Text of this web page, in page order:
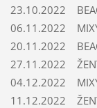
23.10.2022
06.11.2022
20.11.2022
27.11.2022
04.12.2022
11.12.2022